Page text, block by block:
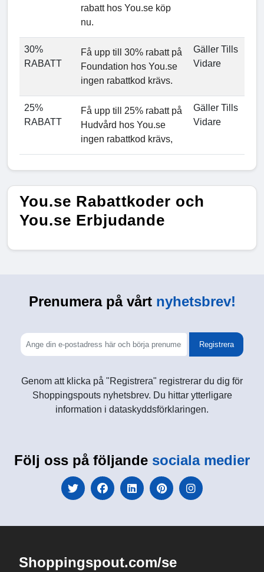
rabatt hos You.se köp
nu.
30%
RABATT
Få upp till 30% rabatt på
Foundation hos You.se
ingen rabattkod krävs.
Gäller Tills
Vidare
25%
RABATT
Få upp till 25% rabatt på
Hudvård hos You.se
ingen rabattkod krävs,
Gäller Tills
Vidare
You.se Rabattkoder och
You.se Erbjudande
Prenumera på vårtnyhetsbrev!
Registrera
Genom att klicka på "Registrera" registrerar du dig för
Shoppingspouts nyhetsbrev. Du hittar ytterligare
information i dataskyddsförklaringen.
Följ oss på följande sociala medier
Shoppingspout.com/se